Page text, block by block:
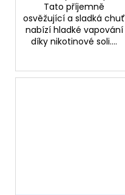
Tato příjemně
osvěžující a sladká chuť
nabízí hladké vapování
díky nikotinové soli....